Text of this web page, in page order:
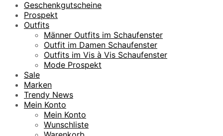
Geschenkgutscheine
Prospekt
Outfits
Männer Outfits im Schaufenster
Outfit im Damen Schaufenster
Outfits im Vis à Vis Schaufenster
Mode Prospekt
Sale
Marken
Trendy News
Mein Konto
Mein Konto
Wunschliste